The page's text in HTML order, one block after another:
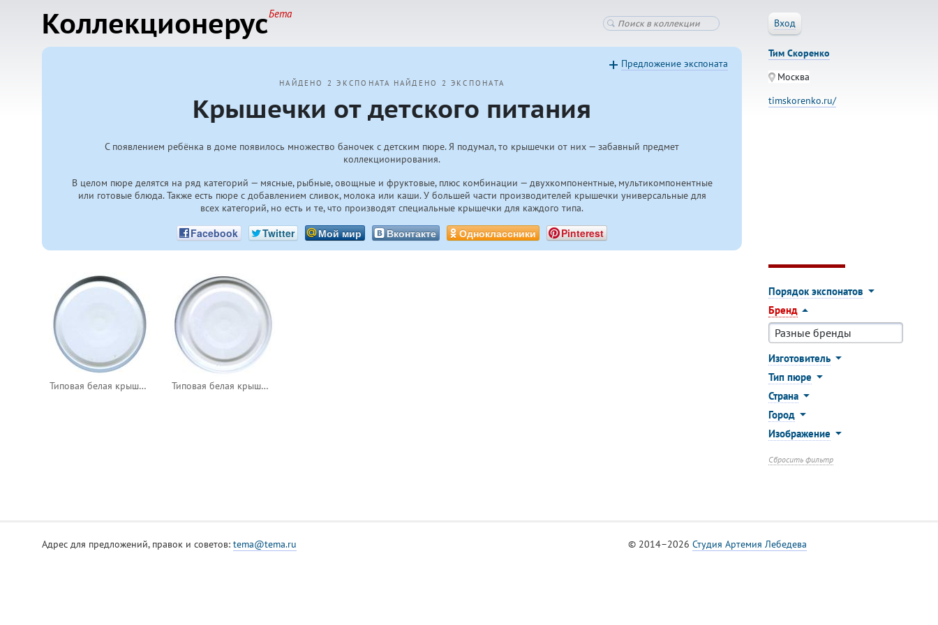
КоллекционерусБета
Вход
НАЙДЕНО 2 ЭКСПОНАТА НАЙДЕНО 2 ЭКСПОНАТА
Крышечки от детского питания
С появлением ребёнка в доме появилось множество баночек с детским пюре. Я подумал, то крышечки от них — забавный предмет
коллекционирования.
В целом пюре делятся на ряд категорий — мясные, рыбные, овощные и фруктовые, плюс комбинации — двухкомпонентные, мультикомпонентные
или готовые блюда. Также есть пюре с добавлением сливок, молока или каши. У большей части производителей крышечки универсальные для
всех категорий, но есть и те, что производят специальные крышечки для каждого типа.
Facebook Twitter Мой мир Вконтакте Одноклассники Pinterest
Предложение экспоната
Тим Скоренко
Москва
timskorenko.ru/
Типовая белая крышка, тип 1 Типовая белая крышка, тип 2
Порядок экспонатов
Бренд
Изготовитель
Тип пюре
Страна
Город
Изображение
Сбросить фильтр
Адрес для предложений, правок и советов: tema@tema.ru © 2014–2026Студия Артемия Лебедева